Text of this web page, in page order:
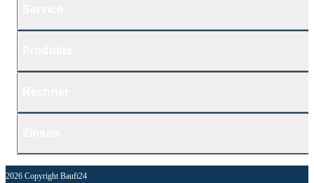
2026 Copyright Baufi24